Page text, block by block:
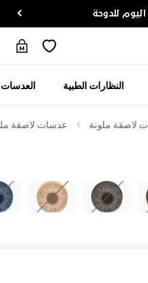
للدوحة
النظارات الطبية
لاصقة ملونة عدسات لاصقة